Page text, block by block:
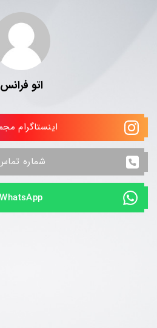
اتو فرانس
اینستاگرام
شماره
WhatsApp